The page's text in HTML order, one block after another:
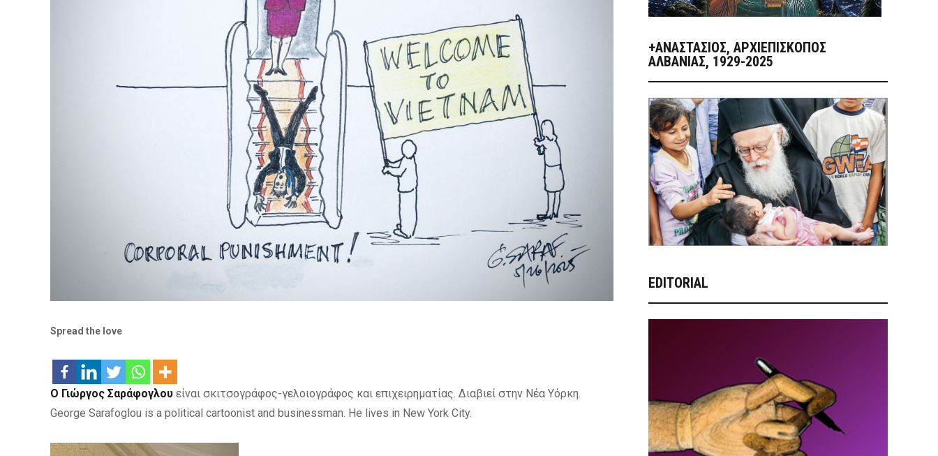
Spread the love
Ο Γιώργος Σαράφογλου είναι σκιτσογράφος-γελοιογράφος και επιχειρηματίας. Διαβιεί στην Νέα Υόρκη.
George Sarafoglou is a political cartoonist and businessman. He lives in New York City.
+ΑΝΑΣΤΆΣΙΟΣ, ΑΡΧΙΕΠΊΣΚΟΠΟΣ
ΑΛΒΑΝΊΑΣ, 1929-2025
EDITORIAL